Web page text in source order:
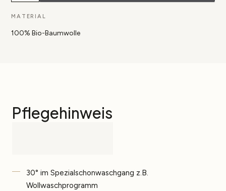
Menge
MATERIAL
100% Bio-Baumwolle
Pflegehinweis
30° im Spezialschonwaschgang z.B.
Wollwaschprogramm